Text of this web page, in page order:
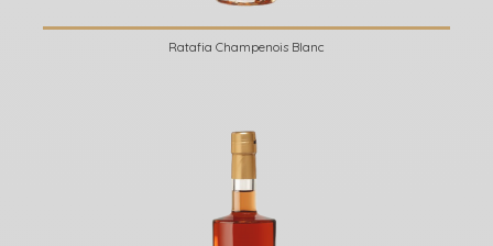
Ratafia Champenois Blanc